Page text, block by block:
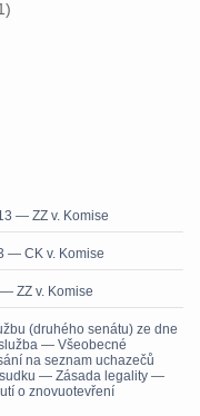
— ZZ v. Komise
— CK v. Komise
ZZ v. Komise
(druhého senátu) ze dne
— Všeobecné
na seznam uchazečů
— Zásada legality —
o znovuotevření